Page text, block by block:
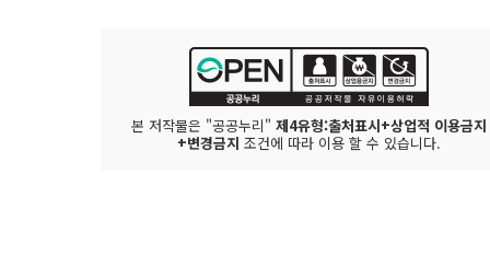
본 저작물은 "공공누리" 제4유형:출처표시+상업적 이용금지
+변경금지 조건에 따라 이용 할 수 있습니다.